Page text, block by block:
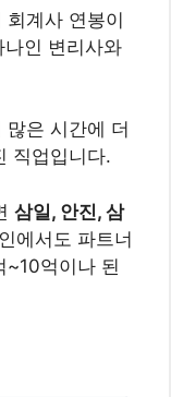
계사 연봉이
인 변리사와
은 시간에 더
직업입니다.
삼일, 안진, 삼
에서도 파트너
~10억이나 된